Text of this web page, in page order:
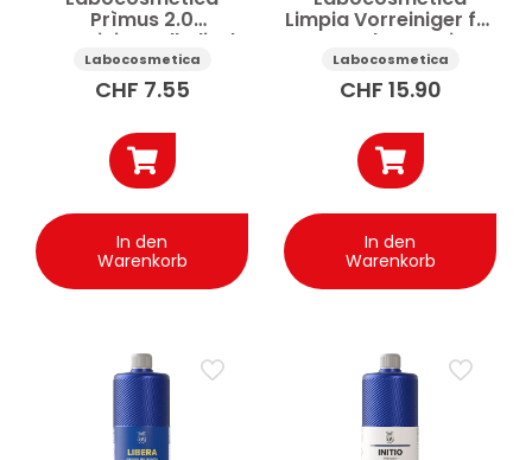
Prìmus 2.0
Vorreiniger alkalisch
100 ml
Labocosmetica
CHF 7.55
In den
Warenkorb
Limpia Vorreiniger für
PPF und Wrapping
500 ml
Labocosmetica
CHF 15.90
In den
Warenkorb